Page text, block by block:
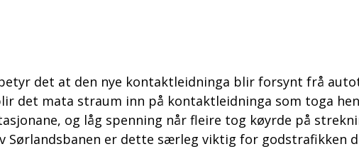
det at den nye kontaktleidninga blir forsynt frå
det mata straum inn på kontaktleidninga som toga
og låg spenning når fleire tog køyrde på
Sørlandsbanen er dette særleg viktig for godstrafikken